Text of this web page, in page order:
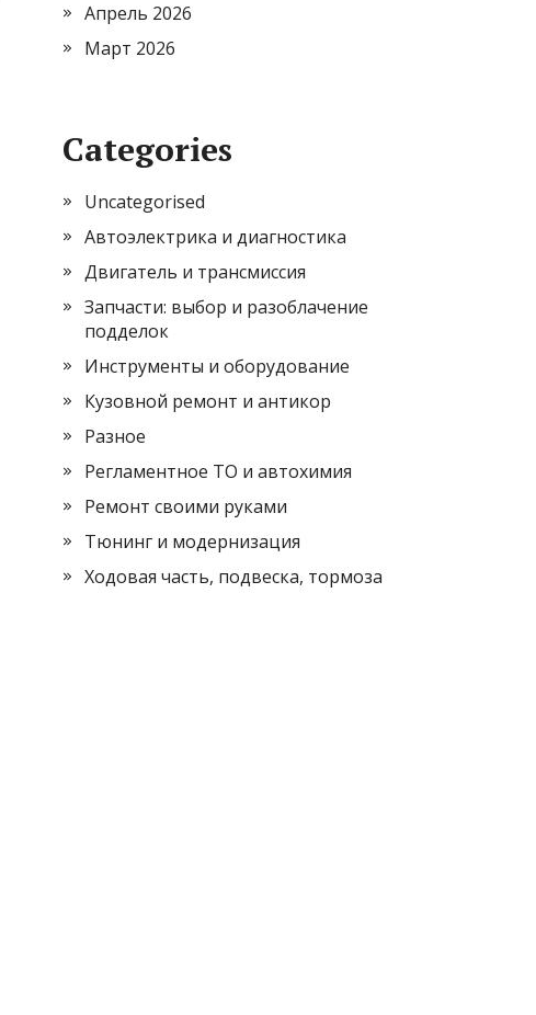
Апрель 2026
Март 2026
Categories
Uncategorised
Автоэлектрика и диагностика
Двигатель и трансмиссия
Запчасти: выбор и разоблачение
подделок
Инструменты и оборудование
Кузовной ремонт и антикор
Разное
Регламентное ТО и автохимия
Ремонт своими руками
Тюнинг и модернизация
Ходовая часть, подвеска, тормоза